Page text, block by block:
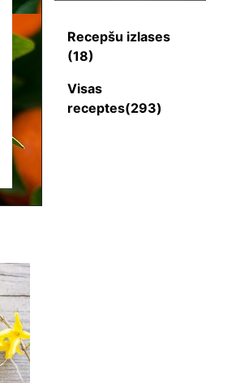
Recepšu izlases
(18)
Visas
receptes(293)